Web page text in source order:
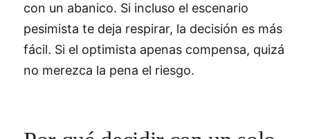
con un abanico. Si incluso el escenario
pesimista te deja respirar, la decisión es más
fácil. Si el optimista apenas compensa, quizá
no merezca la pena el riesgo.